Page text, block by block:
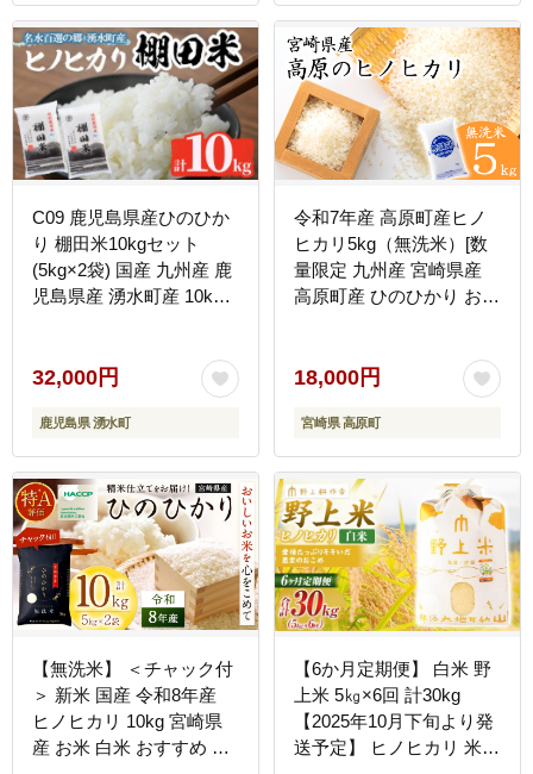
C09 鹿児島県産ひのひか
り 棚田米10kgセット
(5kg×2袋) 国産 九州産 鹿
児島県産 湧水町産 10kg
り ヒノヒカリ 令和7年産
32,000円
鹿児島県 湧水町
令和7年産 高原町産ヒノ
ヒカリ5kg（無洗米）[数
量限定 九州産 宮崎県産
高原町産 ひのひかり お米
18,000円
宮崎県 高原町
【無洗米】 ＜チャック付
＞ 新米 国産 令和8年産
ヒノヒカリ 10kg 宮崎県
産 お米 白米 おすすめ 簡
【6か月定期便】 白米 野
上米 5㎏×6回 計30kg
【2025年10月下旬より発
送予定】 ヒノヒカリ 米